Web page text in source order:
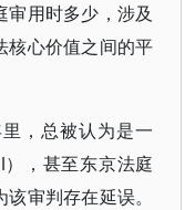
用时多少，涉及
核心价值之间的平
，总被认为是一
，甚至东京法庭
审判存在延误。